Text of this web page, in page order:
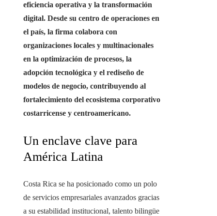
eficiencia operativa y la transformación
digital. Desde su centro de operaciones en
el país, la firma colabora con
organizaciones locales y multinacionales
en la optimización de procesos, la
adopción tecnológica y el rediseño de
modelos de negocio, contribuyendo al
fortalecimiento del ecosistema corporativo
costarricense y centroamericano.
Un enclave clave para
América Latina
Costa Rica se ha posicionado como un polo
de servicios empresariales avanzados gracias
a su estabilidad institucional, talento bilingüe